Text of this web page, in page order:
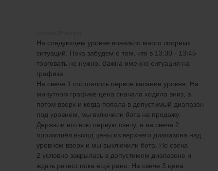
На следующем уровне возникло много спорных
ситуаций. Пока забудем о том, что в 13:30 - 13:45
торговать не нужно. Важна именно ситуация на
графике.
На свече 1 состоялось первое касание уровня. На
минутном графике цена сначала ходила вниз, а
потом вверх и когда попала в допустимый диапазон
под уровнем, мы включили бота на продажу.
Держали его всю первую свечу, а на свече 2
произошёл выход цены из верхнего диапазона над
уровнем вверх и мы выключили бота. Но свеча
2 условно закрылась в допустимом диапазоне и
ждать ретест пока ещё рано. На свече 3 цена